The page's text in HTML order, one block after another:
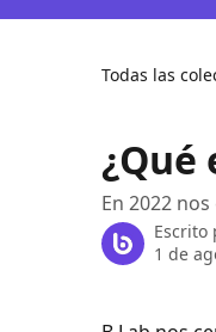
Todas las
¿Qué
En 2022
1 de